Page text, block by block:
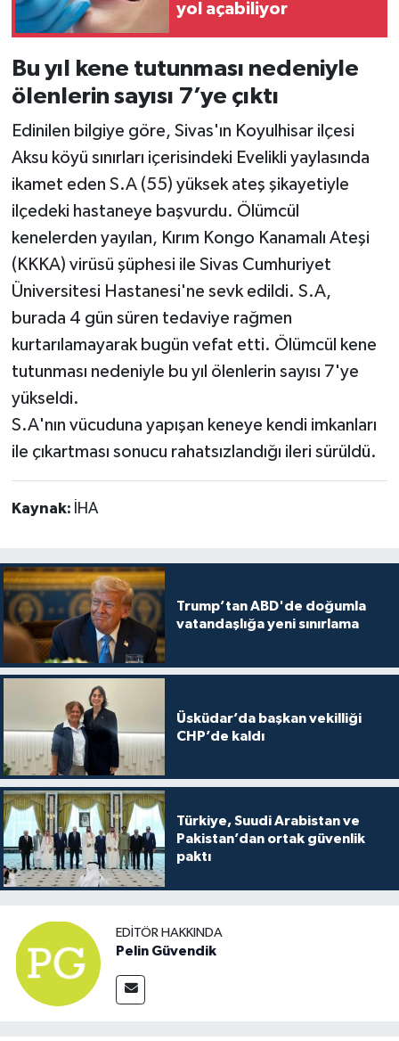
yol açabiliyor
Bu yıl kene tutunması nedeniyle
ölenlerin sayısı 7’ye çıktı
Edinilen bilgiye göre, Sivas'ın Koyulhisar ilçesi
Aksu köyü sınırları içerisindeki Evelikli yaylasında
ikamet eden S.A (55) yüksek ateş şikayetiyle
ilçedeki hastaneye başvurdu. Ölümcül
kenelerden yayılan, Kırım Kongo Kanamalı Ateşi
(KKKA) virüsü şüphesi ile Sivas Cumhuriyet
Üniversitesi Hastanesi'ne sevk edildi. S.A,
burada 4 gün süren tedaviye rağmen
kurtarılamayarak bugün vefat etti. Ölümcül kene
tutunması nedeniyle bu yıl ölenlerin sayısı 7'ye
yükseldi.
S.A'nın vücuduna yapışan keneye kendi imkanları
ile çıkartması sonucu rahatsızlandığı ileri sürüldü.
Kaynak: İHA
Trump’tan ABD'de doğumla
vatandaşlığa yeni sınırlama
Üsküdar’da başkan vekilliği
CHP’de kaldı
Türkiye, Suudi Arabistan ve
Pakistan’dan ortak güvenlik
paktı
EDITÖR HAKKINDA
Pelin Güvendik